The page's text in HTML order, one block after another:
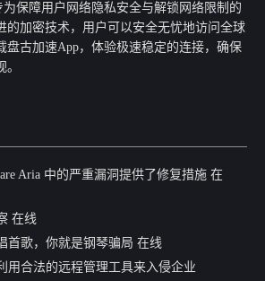
保障用户网络隐私安全与解锁网络限制的
的加密技术，用户可以安全无忧地访问全球
盘古加速App，体验极速稳定的连接，确保
Aria 中的严重漏洞提供了修复措施 在
在线
首歌，你就是钢琴骗局 在线
用合法的远程管理工具来入侵企业